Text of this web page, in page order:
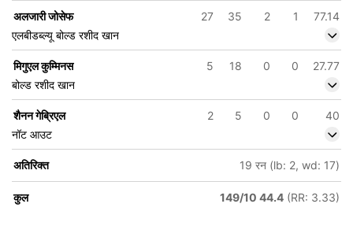
154/6
अलजारी जोसेफ 27 35 2 1
77.14
एलबीडब्ल्यू बोल्ड रशीद खान
मिगुएल कुम्मिनस 5 18 0 0
27.77
बोल्ड रशीद खान
शैनन गेब्रिएल 2 5 0 0
40
नॉट आउट
अतिरिक्त 19 रन (lb: 2, wd: 17)
कुल 149/10 44.4 (RR: 3.33)